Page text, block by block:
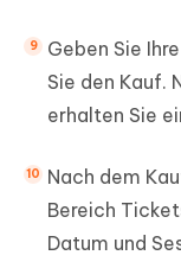
Geben Sie
Sie den Kauf.
erhalten Sie
Nach dem
Bereich
Datum und